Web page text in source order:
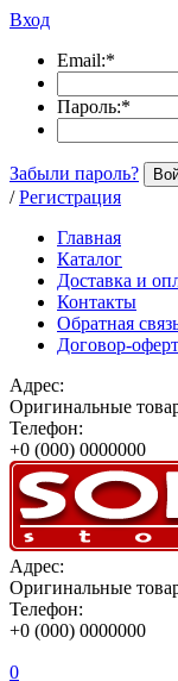
Вход
Email:*
Пароль:*
Забыли пароль?
/ Регистрация
Главная
Каталог
Доставка и
Контакты
Обратная
Договор-
Адрес:
Оригинальные
Телефон:
+0 (000) 0000000
Адрес:
Оригинальные
Телефон:
+0 (000) 0000000
0